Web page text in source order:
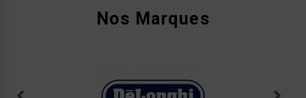
Nos Marques